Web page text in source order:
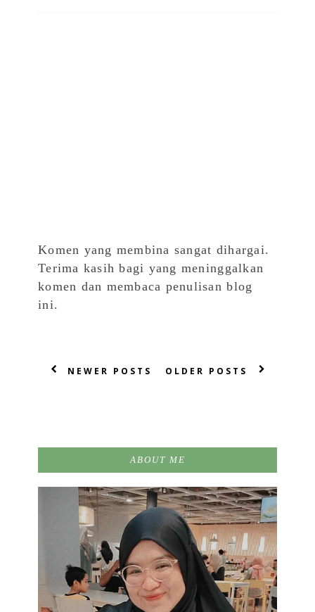
Komen yang membina sangat dihargai.
Terima kasih bagi yang meninggalkan
komen dan membaca penulisan blog
ini.
NEWER POSTS OLDER POSTS
ABOUT ME